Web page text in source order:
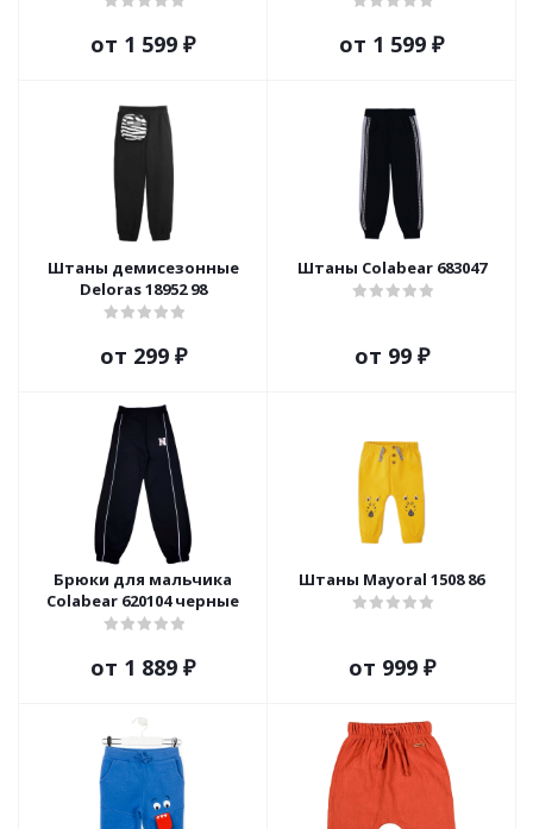
от 1 599 ₽ от 1 599 ₽
Штаны демисезонные
Deloras 18952 98
от 299 ₽
Штаны Colabear 683047
от 99 ₽
Брюки для мальчика
Colabear 620104 черные
от 1 889 ₽
Штаны Mayoral 1508 86
от 999 ₽